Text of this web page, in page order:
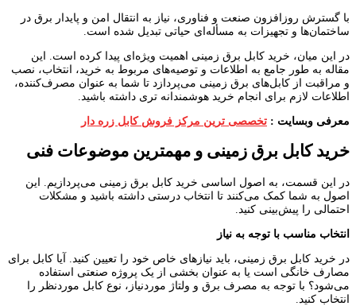
با گسترش روزافزون صنعت و فناوری، نیاز به انتقال امن و پایدار برق در
ساختمان‌ها و تجهیزات به مسأله‌ای حیاتی تبدیل شده است.
در این میان، خرید کابل برق زمینی اهمیت ویژه‌ای پیدا کرده است. این
مقاله به طور جامع به اطلاعات و توصیه‌های مربوط به خرید، انتخاب، نصب
و مراقبت از کابل‌های برق زمینی می‌پردازد تا شما به عنوان مصرف‌کننده،
اطلاعات لازم برای انجام خرید هوشمندانه ‌تری داشته باشید.
معرفی وبسایت : تخصصی ترین مرکز فروش کابل زره دار
خرید کابل برق زمینی و مهمترین موضوعات فنی
در این قسمت، به اصول اساسی خرید کابل برق زمینی می‌پردازیم. این
اصول به شما کمک می‌کنند تا انتخاب درستی داشته باشید و مشکلات
احتمالی را پیش‌بینی کنید.
انتخاب مناسب با توجه به نیاز
در خرید کابل برق زمینی، باید نیازهای خاص خود را تعیین کنید. آیا کابل برای
مصارف خانگی است یا به عنوان بخشی از یک پروژه صنعتی استفاده
می‌شود؟ با توجه به مصرف برق و ولتاژ موردنیاز، نوع کابل موردنظر را
انتخاب کنید.